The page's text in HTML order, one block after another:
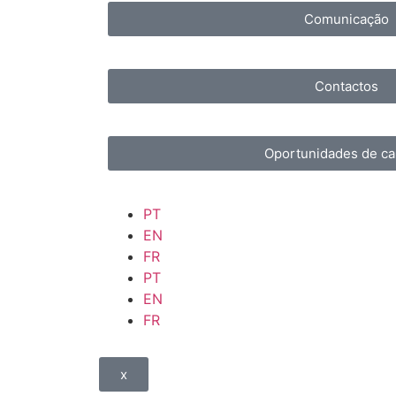
Comunicação
Contactos
Oportunidades de
PT
EN
FR
PT
EN
FR
x